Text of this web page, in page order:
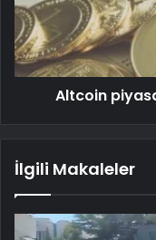
Altcoin
İlgili Makaleler